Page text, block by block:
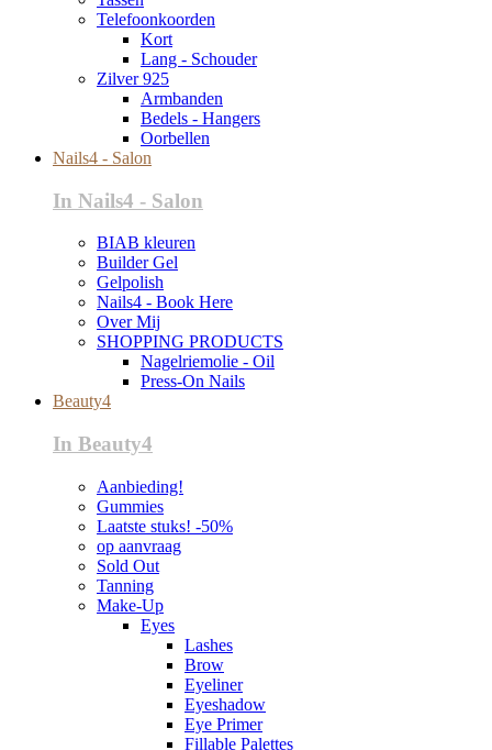
Telefoonkoorden
Kort
Lang - Schouder
Zilver 925
Armbanden
Bedels - Hangers
Oorbellen
Nails4 - Salon
In Nails4 - Salon
BIAB kleuren
Builder Gel
Gelpolish
Nails4 - Book Here
Over Mij
SHOPPING PRODUCTS
Nagelriemolie - Oil
Press-On Nails
Beauty4
In Beauty4
Aanbieding!
Gummies
Laatste stuks! -50%
op aanvraag
Sold Out
Tanning
Make-Up
Eyes
Lashes
Brow
Eyeliner
Eyeshadow
Eye Primer
Fillable Palettes